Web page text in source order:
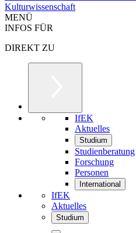
Kulturwissenschaft
MENÜ
INFOS FÜR
DIREKT ZU
IfEK
Aktuelles
Studium
Studienberatung
Forschung
Personen
International
IfEK
Aktuelles
Studium